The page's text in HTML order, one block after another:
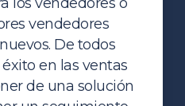
vendedores
De todos
en las ventas
de una solución